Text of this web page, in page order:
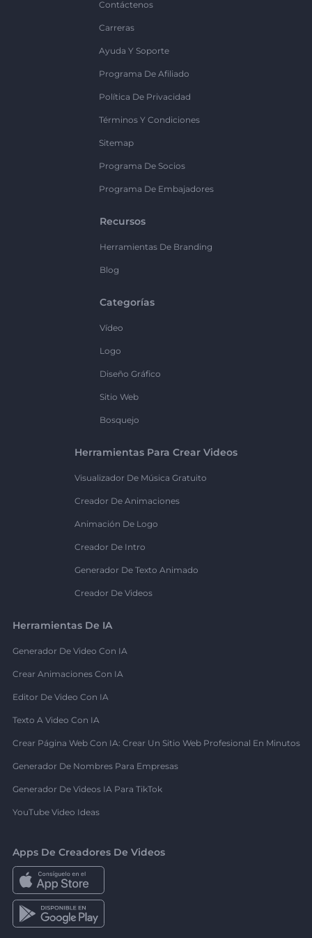
Contáctenos
Carreras
Ayuda Y Soporte
Programa De Afiliado
Política De Privacidad
Términos Y Condiciones
Sitemap
Programa De Socios
Programa De Embajadores
Recursos
Herramientas De Branding
Blog
Categorías
Vídeo
Logo
Diseño Gráfico
Sitio Web
Bosquejo
Herramientas Para Crear Videos
Visualizador De Música Gratuito
Creador De Animaciones
Animación De Logo
Creador De Intro
Generador De Texto Animado
Creador De Videos
Herramientas De IA
Generador De Video Con IA
Crear Animaciones Con IA
Editor De Video Con IA
Texto A Video Con IA
Crear Página Web Con IA: Crear Un Sitio Web Profesional En Minutos
Generador De Nombres Para Empresas
Generador De Videos IA Para TikTok
YouTube Video Ideas
Apps De Creadores De Videos